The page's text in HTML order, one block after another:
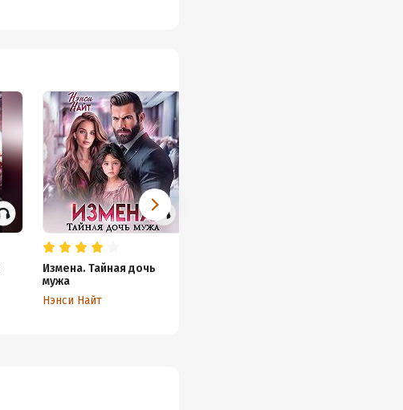
Измена. Тайная дочь
мужа
Нэнси Найт